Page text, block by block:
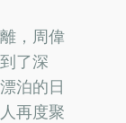
，周偉
了深
泊的日
再度聚